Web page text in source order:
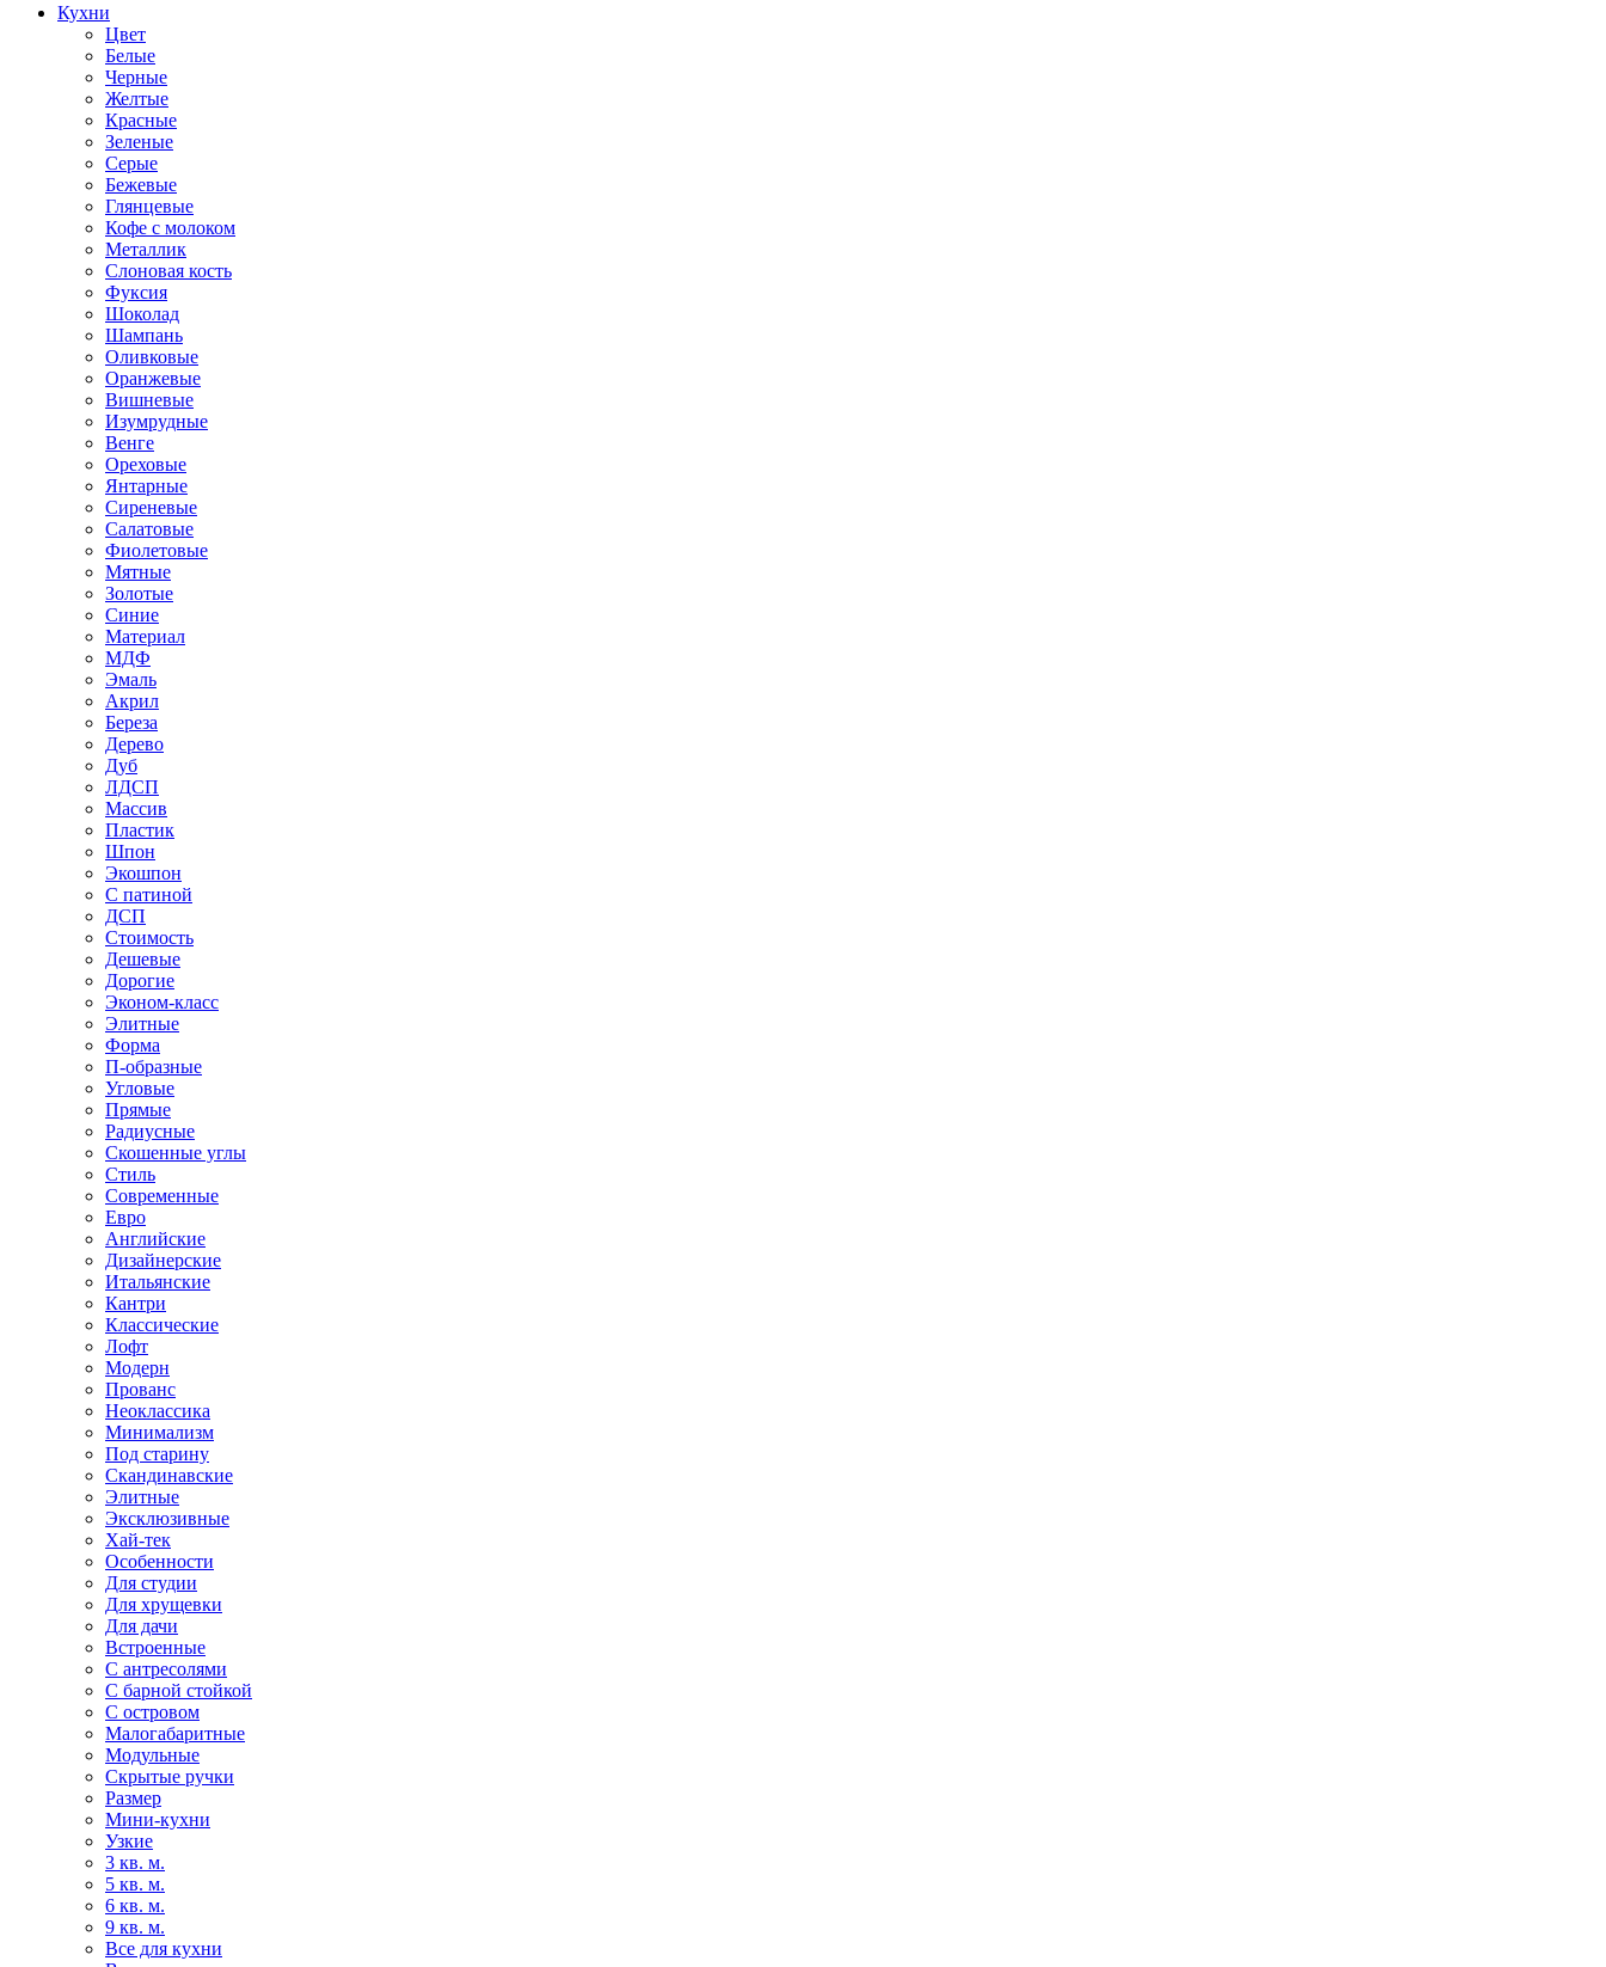
Кухни
Цвет
Белые
Черные
Желтые
Красные
Зеленые
Серые
Бежевые
Глянцевые
Кофе с молоком
Металлик
Слоновая кость
Фуксия
Шоколад
Шампань
Оливковые
Оранжевые
Вишневые
Изумрудные
Венге
Ореховые
Янтарные
Сиреневые
Салатовые
Фиолетовые
Мятные
Золотые
Синие
Материал
МДФ
Эмаль
Акрил
Береза
Дерево
Дуб
ЛДСП
Массив
Пластик
Шпон
Экошпон
С патиной
ДСП
Стоимость
Дешевые
Дорогие
Эконом-класс
Элитные
Форма
П-образные
Угловые
Прямые
Радиусные
Скошенные углы
Стиль
Современные
Евро
Английские
Дизайнерские
Итальянские
Кантри
Классические
Лофт
Модерн
Прованс
Неоклассика
Минимализм
Под старину
Скандинавские
Элитные
Эксклюзивные
Хай-тек
Особенности
Для студии
Для хрущевки
Для дачи
Встроенные
С антресолями
С барной стойкой
С островом
Малогабаритные
Модульные
Скрытые ручки
Размер
Мини-кухни
Узкие
3 кв. м.
5 кв. м.
6 кв. м.
9 кв. м.
Все для кухни